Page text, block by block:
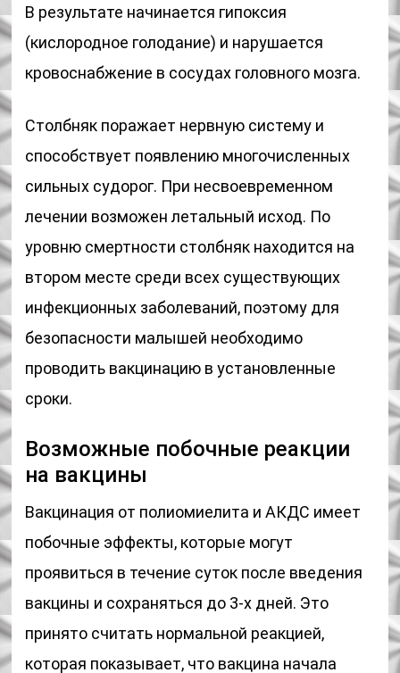
В результате начинается гипоксия
(кислородное голодание) и нарушается
кровоснабжение в сосудах головного мозга.
Столбняк поражает нервную систему и
способствует появлению многочисленных
сильных судорог. При несвоевременном
лечении возможен летальный исход. По
уровню смертности столбняк находится на
втором месте среди всех существующих
инфекционных заболеваний, поэтому для
безопасности малышей необходимо
проводить вакцинацию в установленные
сроки.
Возможные побочные реакции
на вакцины
Вакцинация от полиомиелита и АКДС имеет
побочные эффекты, которые могут
проявиться в течение суток после введения
вакцины и сохраняться до 3-х дней. Это
принято считать нормальной реакцией,
которая показывает, что вакцина начала